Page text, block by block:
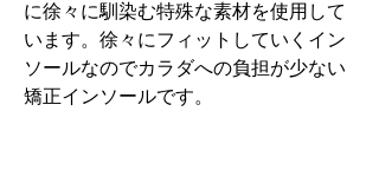
に徐々に馴染む特殊な素材を使用して
います。徐々にフィットしていくイン
ソールなのでカラダへの負担が少ない
矯正インソールです。